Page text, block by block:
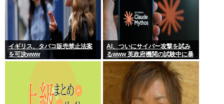
イギリス、タバコ販売禁止法案
を可決www
AI、ついにサイバー攻撃を試み
るwww 英政府機関の試験中に暴
走「架空人物になり承認要求」